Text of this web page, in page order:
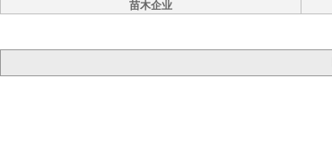
苗木企业